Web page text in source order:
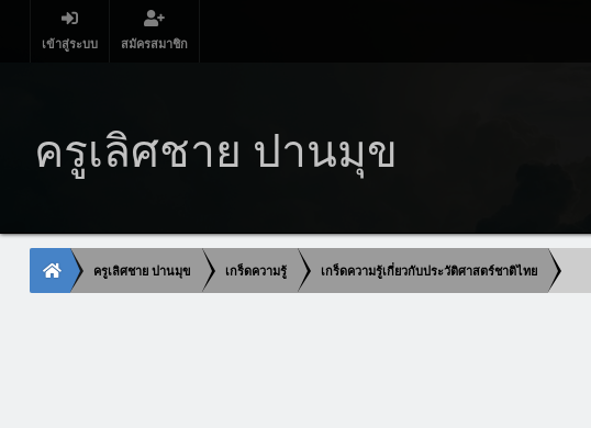
เข้าสู่ระบบ สมัครสมาชิก
ครูเลิศชาย ปานมุข
ครูเลิศชาย ปานมุข เกร็ดความรู้ เกร็ดความรู้เกี่ยวกับประวัติศาสตร์ชาติไทย